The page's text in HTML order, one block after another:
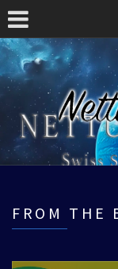
FROM THE